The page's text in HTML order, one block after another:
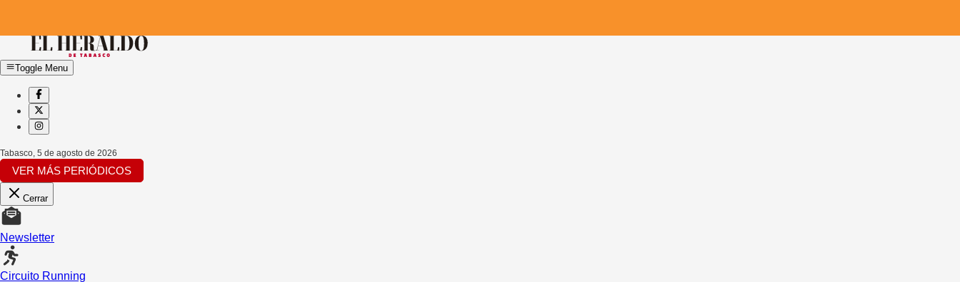
Toggle Menu
Tabasco, 5 de agosto de 2026
VER MÁS PERIÓDICOS
Cerrar
Newsletter
Circuito Running